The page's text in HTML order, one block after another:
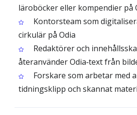
läroböcker eller kompendier på
Kontorsteam som
cirkulär på Odia
Redaktörer och
återanvänder Odia‑text från
Forskare som arbetar med
tidningsklipp och skannat